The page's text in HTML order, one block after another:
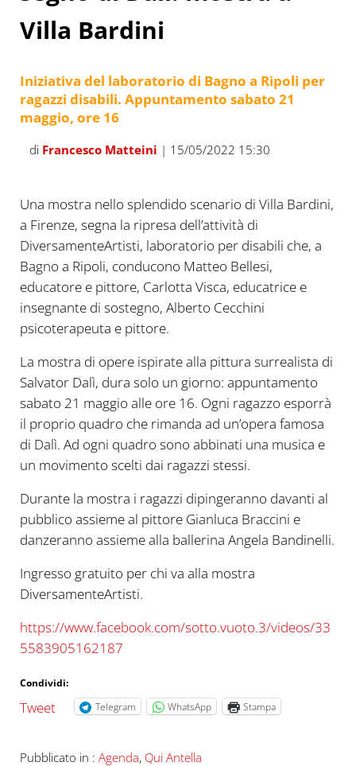
Villa Bardini
Iniziativa del laboratorio di Bagno a Ripoli per
ragazzi disabili. Appuntamento sabato 21
maggio, ore 16
di Francesco Matteini | 15/05/2022 15:30
Una mostra nello splendido scenario di Villa Bardini,
a Firenze, segna la ripresa dell’attività di
DiversamenteArtisti, laboratorio per disabili che, a
Bagno a Ripoli, conducono Matteo Bellesi,
educatore e pittore, Carlotta Visca, educatrice e
insegnante di sostegno, Alberto Cecchini
psicoterapeuta e pittore.
La mostra di opere ispirate alla pittura surrealista di
Salvator Dalì, dura solo un giorno: appuntamento
sabato 21 maggio alle ore 16. Ogni ragazzo esporrà
il proprio quadro che rimanda ad un’opera famosa
di Dalì. Ad ogni quadro sono abbinati una musica e
un movimento scelti dai ragazzi stessi.
Durante la mostra i ragazzi dipingeranno davanti al
pubblico assieme al pittore Gianluca Braccini e
danzeranno assieme alla ballerina Angela Bandinelli.
Ingresso gratuito per chi va alla mostra
DiversamenteArtisti.
https://www.facebook.com/sotto.vuoto.3/videos/33
5583905162187
Condividi:
Tweet Telegram WhatsApp Stampa
Pubblicato in : Agenda, Qui Antella